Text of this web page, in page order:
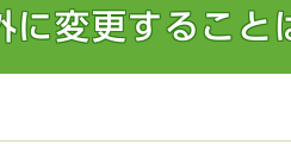
変更すること